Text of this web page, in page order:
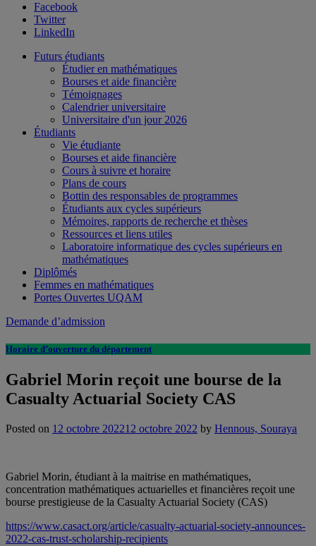
Facebook
Twitter
LinkedIn
Futurs étudiants
Étudier en mathématiques
Bourses et aide financière
Témoignages
Calendrier universitaire
Universitaire d'un jour 2026
Étudiants
Vie étudiante
Bourses et aide financière
Cours à suivre et horaire
Plans de cours
Bottin des responsables de programmes
Étudiants aux cycles supérieurs
Mémoires, rapports de recherche et thèses
Ressources et liens utiles
Laboratoire informatique des cycles supérieurs en
mathématiques
Diplômés
Femmes en mathématiques
Portes Ouvertes UQAM
Demande d’admission
Horaire d’ouverture du département
Gabriel Morin reçoit une bourse de la
Casualty Actuarial Society CAS
Posted on 12 octobre 202212 octobre 2022 by Hennous, Souraya
Gabriel Morin, étudiant à la maitrise en mathématiques,
concentration mathématiques actuarielles et financières reçoit une
bourse prestigieuse de la Casualty Actuarial Society (CAS)
https://www.casact.org/article/casualty-actuarial-society-announces-
2022-cas-trust-scholarship-recipients